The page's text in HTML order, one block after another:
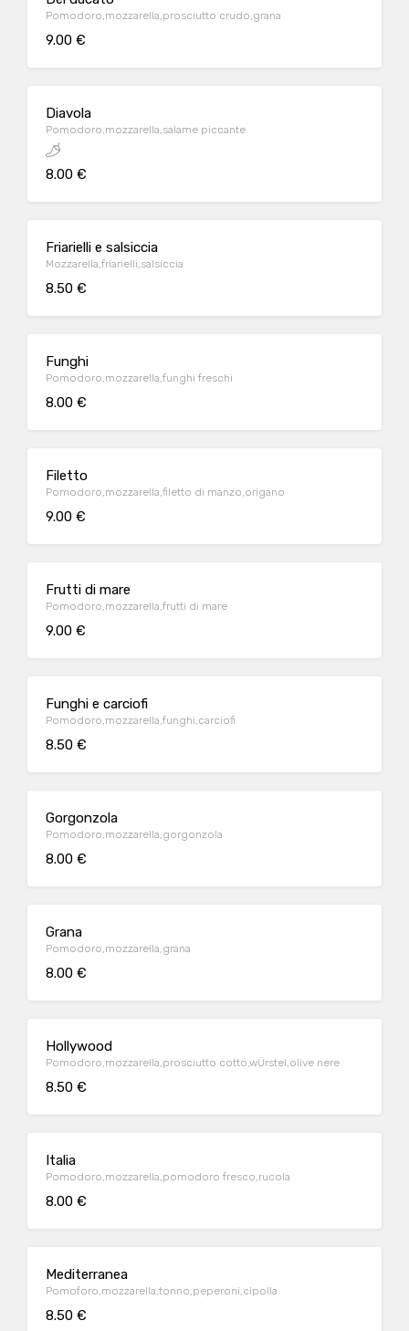
Pomodoro,mozzarella,prosciutto crudo,grana
9.00 €
Diavola
Pomodoro,mozzarella,salame piccante
8.00 €
Friarielli e salsiccia
Mozzarella,friarielli,salsiccia
8.50 €
Funghi
Pomodoro,mozzarella,funghi freschi
8.00 €
Filetto
Pomodoro,mozzarella,filetto di manzo,origano
9.00 €
Frutti di mare
Pomodoro,mozzarella,frutti di mare
9.00 €
Funghi e carciofi
Pomodoro,mozzarella,funghi,carciofi
8.50 €
Gorgonzola
Pomodoro,mozzarella,gorgonzola
8.00 €
Grana
Pomodoro,mozzarella,grana
8.00 €
Hollywood
Pomodoro,mozzarella,prosciutto cotto,wÜrstel,olive nere
8.50 €
Italia
Pomodoro,mozzarella,pomodoro fresco,rucola
8.00 €
Mediterranea
Pomoforo,mozzarella,tonno,peperoni,cipolla
8.50 €